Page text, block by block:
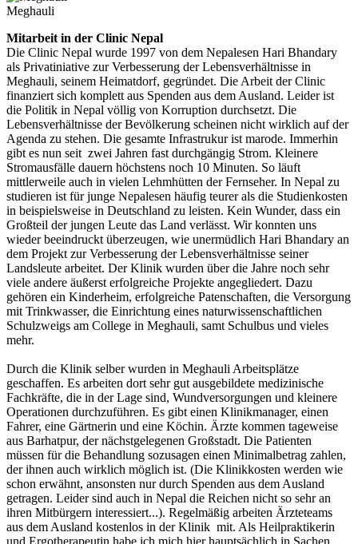
Meghauli
Mitarbeit in der Clinic Nepal
Die Clinic Nepal wurde 1997 von dem Nepalesen Hari Bhandary
als Privatiniative zur Verbesserung der Lebensverhältnisse in
Meghauli, seinem Heimatdorf, gegründet. Die Arbeit der Clinic
finanziert sich komplett aus Spenden aus dem Ausland. Leider ist
die Politik in Nepal völlig von Korruption durchsetzt. Die
Lebensverhältnisse der Bevölkerung scheinen nicht wirklich auf der
Agenda zu stehen. Die gesamte Infrastrukur ist marode. Immerhin
gibt es nun seit zwei Jahren fast durchgängig Strom. Kleinere
Stromausfälle dauern höchstens noch 10 Minuten. So läuft
mittlerweile auch in vielen Lehmhütten der Fernseher. In Nepal zu
studieren ist für junge Nepalesen häufig teurer als die Studienkosten
in beispielsweise in Deutschland zu leisten. Kein Wunder, dass ein
Großteil der jungen Leute das Land verlässt. Wir konnten uns
wieder beeindruckt überzeugen, wie unermüdlich Hari Bhandary an
dem Projekt zur Verbesserung der Lebensverhältnisse seiner
Landsleute arbeitet. Der Klinik wurden über die Jahre noch sehr
viele andere äußerst erfolgreiche Projekte angegliedert. Dazu
gehören ein Kinderheim, erfolgreiche Patenschaften, die Versorgung
mit Trinkwasser, die Einrichtung eines naturwissenschaftlichen
Schulzweigs am College in Meghauli, samt Schulbus und vieles
mehr.
Durch die Klinik selber wurden in Meghauli Arbeitsplätze
geschaffen. Es arbeiten dort sehr gut ausgebildete medizinische
Fachkräfte, die in der Lage sind, Wundversorgungen und kleinere
Operationen durchzuführen. Es gibt einen Klinikmanager, einen
Fahrer, eine Gärtnerin und eine Köchin. Ärzte kommen tageweise
aus Barhatpur, der nächstgelegenen Großstadt. Die Patienten
müssen für die Behandlung sozusagen einen Minimalbetrag zahlen,
der ihnen auch wirklich möglich ist. (Die Klinikkosten werden wie
schon erwähnt, ansonsten nur durch Spenden aus dem Ausland
getragen. Leider sind auch in Nepal die Reichen nicht so sehr an
ihren Mitbürgern interessiert...). Regelmäßig arbeiten Ärzteteams
aus dem Ausland kostenlos in der Klinik mit. Als Heilpraktikerin
und Ergotherapeutin habe ich mich hier hauptsächlich in Sachen